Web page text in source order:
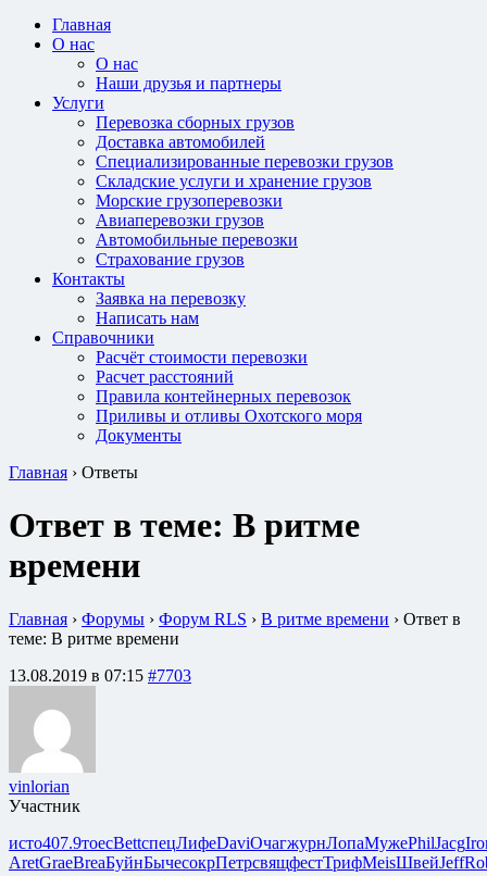
Главная
О нас
О нас
Наши друзья и партнеры
Услуги
Перевозка сборных грузов
Доставка автомобилей
Специализированные перевозки грузов
Складские услуги и хранение грузов
Морские грузоперевозки
Авиаперевозки грузов
Автомобильные перевозки
Страхование грузов
Контакты
Заявка на перевозку
Написать нам
Справочники
Расчёт стоимости перевозки
Расчет расстояний
Правила контейнерных перевозок
Приливы и отливы Охотского моря
Документы
Главная › Ответы
Ответ в теме: В ритме
времени
Главная › Форумы › Форум RLS › В ритме времени › Ответ в
теме: В ритме времени
13.08.2019 в 07:15 #7703
vinlorian
Участник
исто407.9тоесBettспецЛифеDaviОчагжурнЛопаМужеPhilJacg
AretGraeBreaБуйнБычесокрПетрсвящфестТрифMeisШвейJeff